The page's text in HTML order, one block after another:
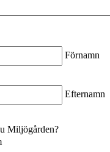
Förnamn
Efternamn
Miljögården?